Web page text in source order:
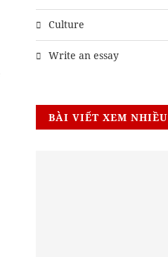
Culture
Write an essay
BÀI VIẾT XEM NHIỀU